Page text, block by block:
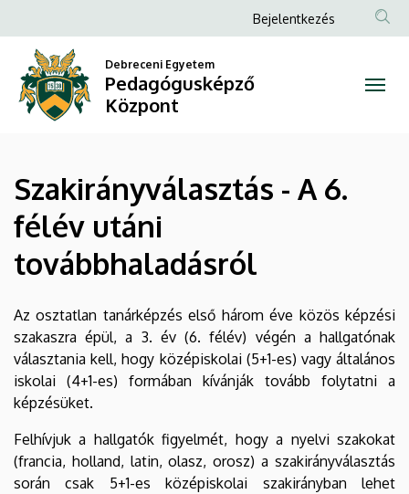
Szakirányválasztás
A
félév
utáni
továbbhaladásról
Pedagógusképző
Központ
a
tartalomra
Anonim
fiók
menüje
Bejelentkezés
Debreceni Egyetem
Pedagógusképző
Központ
Szakirányválasztás - A 6.
félév utáni
továbbhaladásról
Az osztatlan tanárképzés első három éve közös képzési
szakaszra épül, a 3. év (6. félév) végén a hallgatónak
választania kell, hogy középiskolai (5+1-es) vagy általános
iskolai (4+1-es) formában kívánják tovább folytatni a
képzésüket.
Felhívjuk a hallgatók figyelmét, hogy a nyelvi szakokat
(francia, holland, latin, olasz, orosz) a szakirányválasztás
során csak 5+1-es középiskolai szakirányban lehet